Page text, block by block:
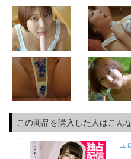
この商品を購入した人はこん
エ